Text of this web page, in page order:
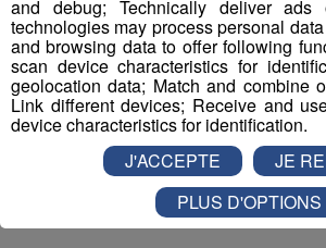
Partager sur
Partager sur
and debug; Technically deliver ads
technologies may process personal
and browsing data to offer following
scan device characteristics for
geolocation data; Match and combine
Link different devices; Receive and
device characteristics for identification.
J'ACCEPTE
JE
PLUS D'OPTIONS